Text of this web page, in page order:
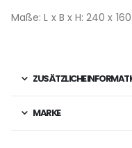
Maße: L x B x H: 240 x
ZUSÄTZLICHE
MARKE